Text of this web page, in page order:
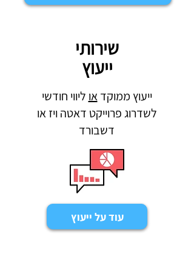
שירותי
ייעוץ
ייעוץ ממוקדאו ליווי חודשי
לשדרוג פרוייקט דאטה ויז או
דשבורד
עוד על ייעוץ